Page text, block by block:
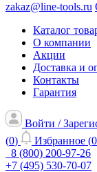
zakaz@line-tools.ru
Каталог
О компании
Акции
Доставка и
Контакты
Гарантия
Войти /
(0) Избранное (0
8 (800) 200-97-26
+7 (495) 530-70-07